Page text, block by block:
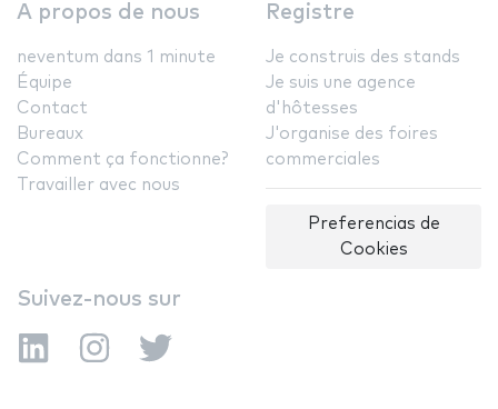
A propos de nous
neventum dans 1 minute
Équipe
Contact
Bureaux
Comment ça fonctionne?
Travailler avec nous
Registre
Je construis des stands
Je suis une agence
d'hôtesses
J'organise des foires
commerciales
Preferencias de
Cookies
Suivez-nous sur